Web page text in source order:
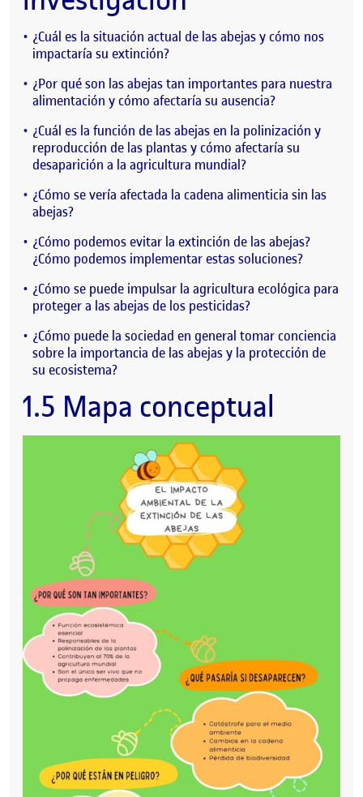
¿Cuál es la situación actual de las abejas y cómo nos
impactaría su extinción?
¿Por qué son las abejas tan importantes para nuestra
alimentación y cómo afectaría su ausencia?
¿Cuál es la función de las abejas en la polinización y
reproducción de las plantas y cómo afectaría su
desaparición a la agricultura mundial?
¿Cómo se vería afectada la cadena alimenticia sin las
abejas?
¿Cómo podemos evitar la extinción de las abejas?
¿Cómo podemos implementar estas soluciones?
¿Cómo se puede impulsar la agricultura ecológica para
proteger a las abejas de los pesticidas?
¿Cómo puede la sociedad en general tomar conciencia
sobre la importancia de las abejas y la protección de
su ecosistema?
1.5 Mapa conceptual